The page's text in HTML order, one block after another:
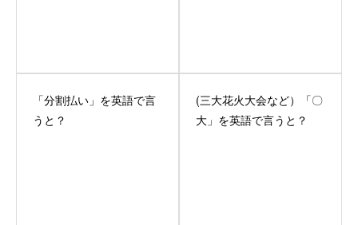
「分割払い」を英語で言
うと？
(三大花火大会など）「〇
大」を英語で言うと？